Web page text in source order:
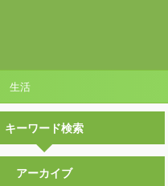
生活
キーワード検索
アーカイブ